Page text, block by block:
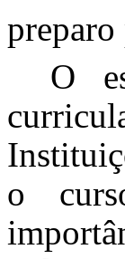
O
o